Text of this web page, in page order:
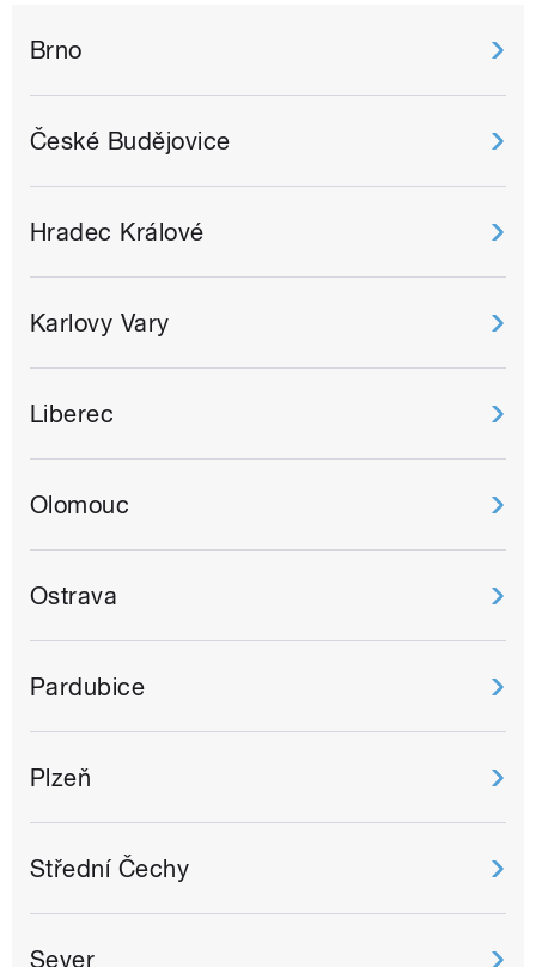
Brno
České Budějovice
Hradec Králové
Karlovy Vary
Liberec
Olomouc
Ostrava
Pardubice
Plzeň
Střední Čechy
Sever